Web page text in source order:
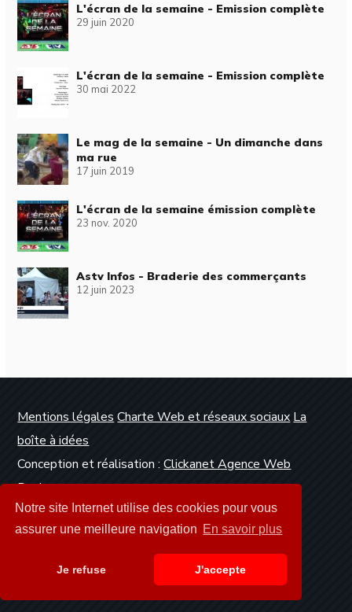
Notre site Internet utilise des cookies pour vous
assurer une meilleure navigation En savoir plus
Je refuse J'accepte
L'écran de la semaine - Emission complète
29 juin 2020
L'écran de la semaine - Emission complète
30 mai 2022
Le mag de la semaine - Un dimanche dans
ma rue
17 juin 2019
L'écran de la semaine émission complète
23 nov. 2020
Astv Infos - Braderie des commerçants
12 juin 2023
Mentions légales Charte Web et réseaux sociaux La
boîte à idées
Conception et réalisation :Clickanet Agence Web
Dunkerque